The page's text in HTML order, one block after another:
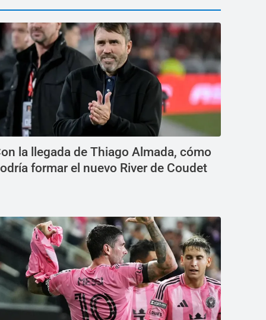
la llegada de Thiago Almada, cómo
formar el nuevo River de Coudet